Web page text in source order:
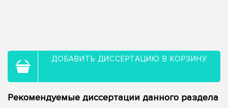
ДОБАВИТЬ ДИССЕРТАЦИЮ В КОРЗИНУ
Рекомендуемые диссертации данного раздела